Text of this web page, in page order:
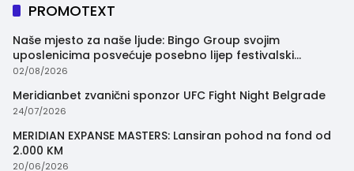
PROMOTEXT
Naše mjesto za naše ljude: Bingo Group svojim
uposlenicima posvećuje posebno lijep festivalski
trenutak
02/08/2026
Meridianbet zvanični sponzor UFC Fight Night Belgrade
24/07/2026
MERIDIAN EXPANSE MASTERS: Lansiran pohod na fond od
2.000 KM
20/06/2026